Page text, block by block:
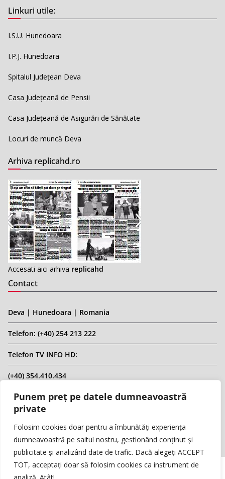
Punem preț pe datele dumneavoastră
private
Folosim cookies doar pentru a îmbunătăți experiența
dumneavoastră pe saitul nostru, gestionând conținut și
publicitate și analizând date de trafic. Dacă alegeți ACCEPT
TOT, acceptați doar să folosim cookies ca instrument de
Linkuri utile:
I.S.U. Hunedoara
I.P.J. Hunedoara
Spitalul Județean Deva
Casa Județeană de Pensii
Casa Județeană de Asigurări de Sănătate
Locuri de muncă Deva
Arhiva replicahd.ro
Accesati aici arhiva replicahd
Contact
Deva | Hunedoara | Romania
Telefon: (+40) 254 213 222
Telefon TV INFO HD:
(+40) 354.410.434
Email: infohd20@gmail.com
Website: www.replicahd.ro